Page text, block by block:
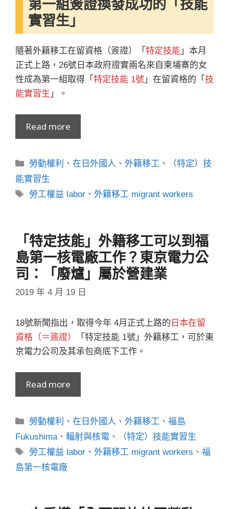
第一組簽證換發成功的「技能
實習生」
隨著外籍移工在留資格（簽證）「 特定技能 」本月
正式上路，26號日本政府證實兩名來自柬埔寨的女
性成為第一組取得「 特定技能 1號 」在留資格的「 技
能實習生 」。
Read more
分
類
勞動權利 、在日外國人 、 外籍移工 、
（特定）技
能實習生
標
勞工權益 labor 、 外籍移工 migrant workers
「特定技能」外籍移工可以到福
島第一核電廠工作？東京電力公
司：「廢爐」屬於營建業
2019 年 4 月 19 日
18號新聞指出，取得今年 4月正式上路的 日本在留
資格（＝簽證）
「特定技能 1號」外籍移工，可於東
京電力公司及其承包商底下工作。
Read more
分
勞動權利 、在日外國人 、 外籍移工 、福島
Fukushima 、 輻射與核電 、
（特定）技能實習生
標
籤
勞工權益 labor 、 外籍移工 migrant workers 、福
島第一核電廠